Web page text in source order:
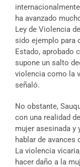
ha avanzado
Ley de Violencia
sido ejemplo para
Estado, aprobado
supone un salto
violencia como la
señaló.
No obstante,
con una realidad
mujer asesinada y
hablar de
La violencia
hacer daño a la